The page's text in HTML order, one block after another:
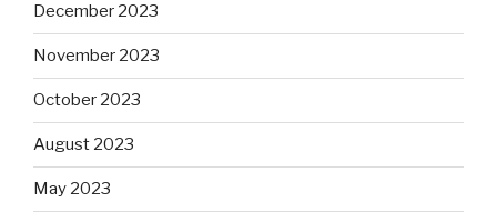
December 2023
November 2023
October 2023
August 2023
May 2023